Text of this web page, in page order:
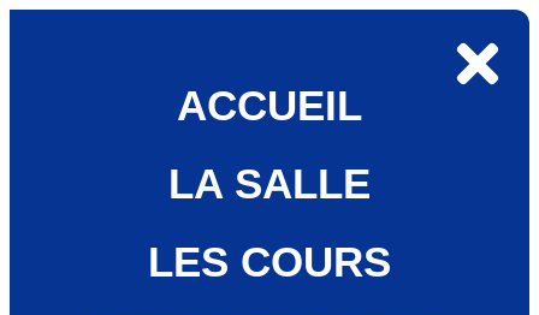
ACCUEIL
LA SALLE
LES COURS